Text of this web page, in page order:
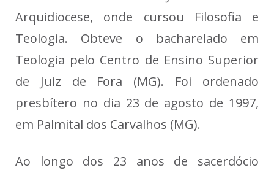
Arquidiocese, onde cursou Filosofia e
Teologia. Obteve o bacharelado em
Teologia pelo Centro de Ensino Superior
de Juiz de Fora (MG). Foi ordenado
presbítero no dia 23 de agosto de 1997,
em Palmital dos Carvalhos (MG).
Ao longo dos 23 anos de sacerdócio